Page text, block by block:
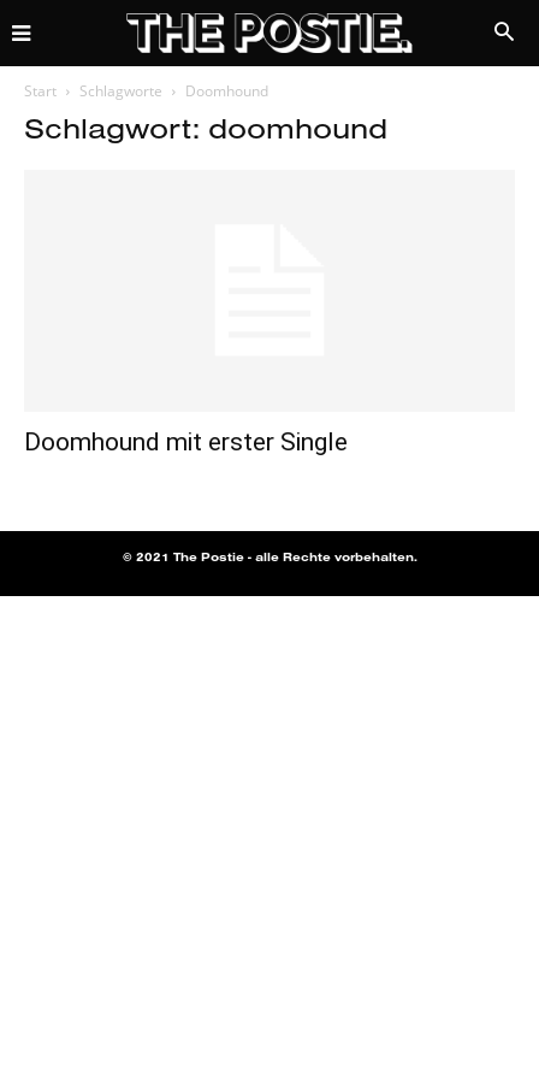
Start Schlagworte Doomhound
Schlagwort: doomhound
Doomhound mit erster Single
© 2021 The Postie - alle Rechte vorbehalten.